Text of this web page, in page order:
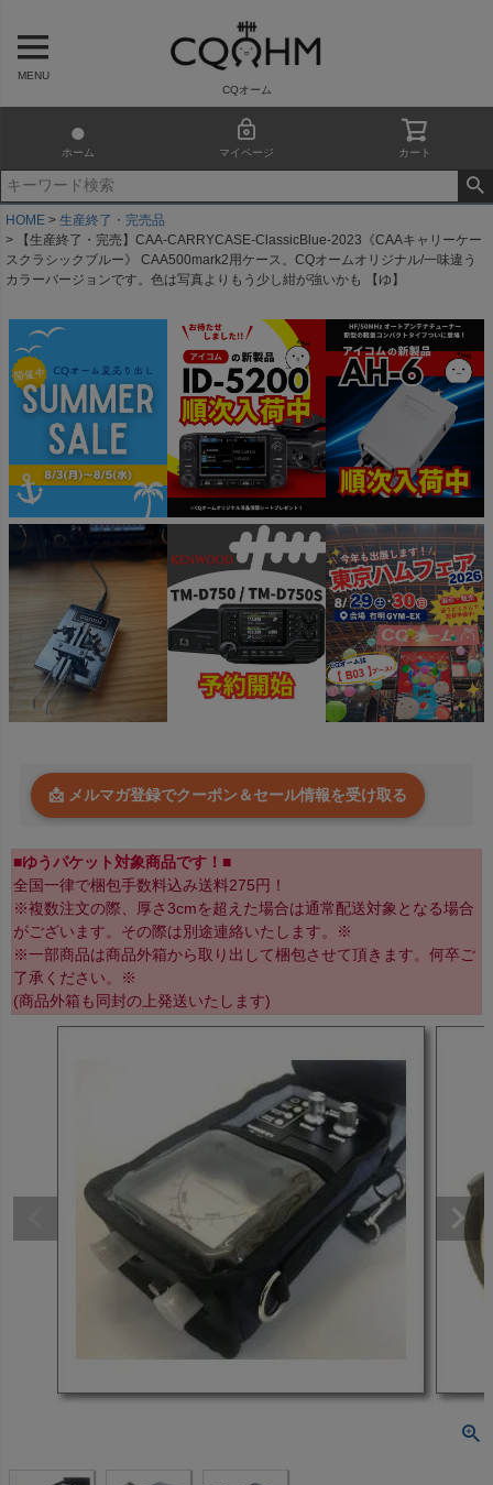
MENU
CQオーム
ホーム マイページ カート
HOME
生産終了・完売品
【生産終了・完売】CAA-CARRYCASE-ClassicBlue-2023《CAAキャリーケー
スクラシックブルー》 CAA500mark2用ケース。CQオームオリジナル/一味違う
カラーバージョンです。色は写真よりもう少し紺が強いかも 【ゆ】
📩 メルマガ登録でクーポン＆セール情報を受け取る
■ゆうパケット対象商品です！■
全国一律で梱包手数料込み送料275円！
※複数注文の際、厚さ3cmを超えた場合は通常配送対象となる場合
がございます。その際は別途連絡いたします。※
※一部商品は商品外箱から取り出して梱包させて頂きます。何卒ご
了承ください。※
(商品外箱も同封の上発送いたします)